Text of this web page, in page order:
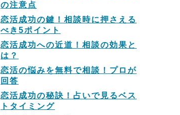
の注意点
恋活成功の鍵！相談時に押さえる
べき5ポイント
恋活成功への近道！相談の効果と
は？
恋活の悩みを無料で相談！プロが
回答
恋活成功の秘訣！占いで見るベス
トタイミング